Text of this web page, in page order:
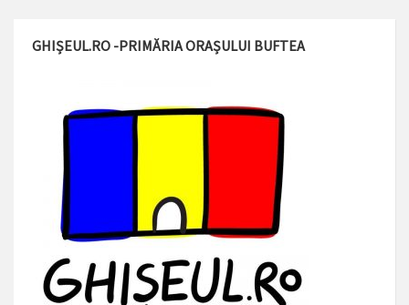
GHIȘEUL.RO -PRIMĂRIA ORAȘULUI BUFTEA